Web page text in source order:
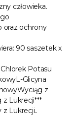
człowieka.
oraz ochrony
90 saszetek x
Potasu
Glicyna
z
Lukrecji***
Lukrecji..